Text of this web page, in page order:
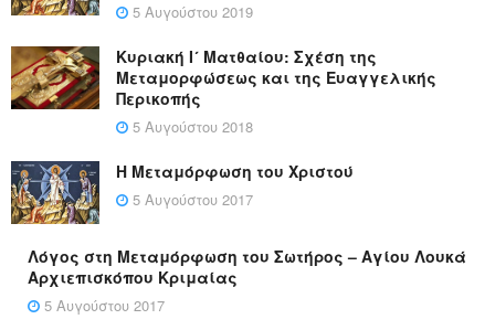
5 Αυγούστου 2019
Κυριακή Ι´ Ματθαίου: Σχέση της
Μεταμορφώσεως και της Ευαγγελικής
Περικοπής
5 Αυγούστου 2018
Η Μεταμόρφωση του Χριστού
5 Αυγούστου 2017
Λόγος στη Μεταμόρφωση του Σωτήρος – Αγίου Λουκά
Αρχιεπισκόπου Κριμαίας
5 Αυγούστου 2017